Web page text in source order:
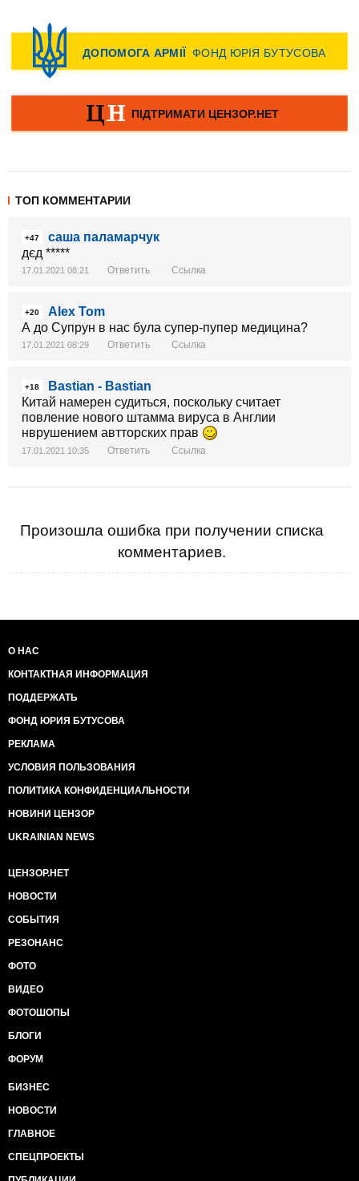
ТОП КОММЕНТАРИИ
+47
саша паламарчук
дєд *****
17.01.2021 08:21 Ответить Ссылка
+20
Alex Tom
А до Супрун в нас була супер-пупер медицина?
17.01.2021 08:29 Ответить Ссылка
+18
Bastian - Bastian
Китай намерен судиться, поскольку считает
повление нового штамма вируса в Англии
нврушением автторских прав
17.01.2021 10:35 Ответить Ссылка
Произошла ошибка при получении списка
комментариев.
О НАС
КОНТАКТНАЯ ИНФОРМАЦИЯ
ПОДДЕРЖАТЬ
ФОНД ЮРИЯ БУТУСОВА
РЕКЛАМА
УСЛОВИЯ ПОЛЬЗОВАНИЯ
ПОЛИТИКА КОНФИДЕНЦИАЛЬНОСТИ
НОВИНИ ЦЕНЗОР
UKRAINIAN NEWS
ЦЕНЗОР.НЕТ
НОВОСТИ
СОБЫТИЯ
РЕЗОНАНС
ФОТО
ВИДЕО
ФОТОШОПЫ
БЛОГИ
ФОРУМ
БИЗНЕС
НОВОСТИ
ГЛАВНОЕ
СПЕЦПРОЕКТЫ